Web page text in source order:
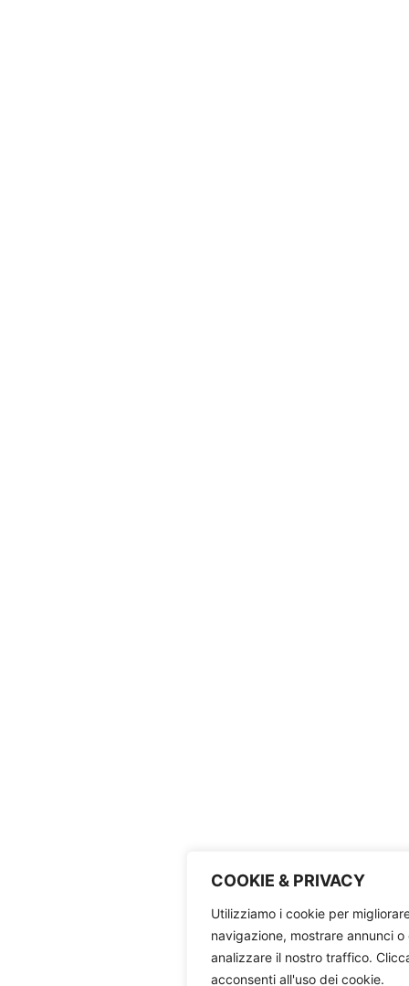
COOKIE & PRIVACY
Utilizziamo i cookie per
navigazione, mostrare annunci
analizzare il nostro traffico.
acconsenti all'uso dei cookie.